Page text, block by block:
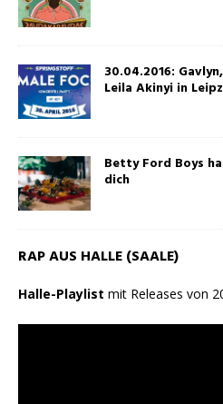
30.04.2016:
Leila Akinyi in
Betty Ford Boys
dich
RAP AUS HALLE (SAALE)
Halle-Playlist mit Releases von